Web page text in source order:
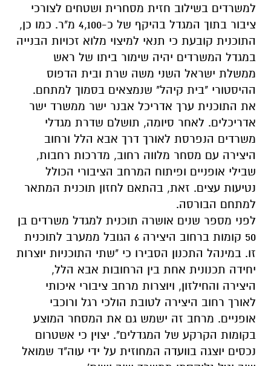
למשרדים בשילוב חזית מסחרית ושטחים לצורכי
ציבור בתוך המגדל בהיקף של כ-4,100 מ"ר. כמו כן,
התוכנית קובעת כי תנאי למיצוי מלוא זכויות הבנייה
במגדל המשרדים יהיה שימור ביתו של ראש
ממשלת ישראל השני משה שרת ובית הדפוס
ההיסטורי "בית קיהל" שנמצאים בסמוך למתחם.
את התוכנית ערך אדריכל אבנר ישר ממשרד ישר
אדריכלים. לאחר סיומה, תושלם שדרת מגדלי
משרדים הנפרסת לאורך דרך אבא הלל ורחוב
היצירה עם מסחר מלווה רחוב, מדרכות רחבות,
שבילי אופניים ופיתוח המרחב הציבורי הכולל
נטיעות עצים. זאת, בהתאם לחזון תוכנית המתאר
למתחם הבורסה.
לפני מספר שנים אושרה תוכנית למגדל משרדים בן
50 קומות ברחוב היצירה 6 הגובל ממערב לתוכנית
זו. במינהל התכנון הסבירו כי "שתי התוכניות יוצרות
יחידה תכנונית אחת בין הרחובות אבא הלל,
היצירה והחילזון, ויוצרות מרחב ציבורי איכותי
לאורך רחוב היצירה לטובת הולכי רגל ורוכבי
אופניים. מרחב זה ישמש גם את המסחר המוצע
בקומות הקרקע של המגדלים". יצוין כי אשטרום
נכסים יוצגה בוועדה המחוזית על ידי עוה"ד שמואל